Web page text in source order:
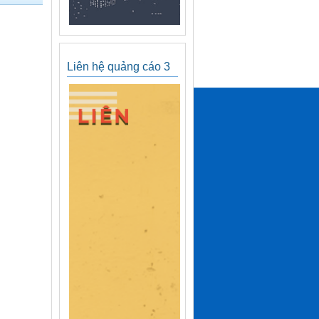
Liên hệ quảng cáo 3